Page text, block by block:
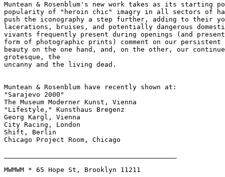
Muntean & Rosenblum's new work takes as its starting
popularity of "heroin chic" imagry in all sectors of
push the iconography a step further, adding to their
lacerations, bruises, and potentially dangerous
vivants frequently present during openings (and
form of photographic prints) comment on our
beauty on the one hand, and, on the other, our
grotesque, the
uncanny and the living dead.
Muntean & Rosenblum have recently shown at:
"Sarajevo 2000"
The Museum Moderner Kunst, Vienna
"Lifestyle," Kunsthaus Bregenz
Georg Kargl, Vienna
City Racing, London
Shift, Berlin
Chicago Project Room, Chicago
MWMWM * 65 Hope St, Brooklyn 11211